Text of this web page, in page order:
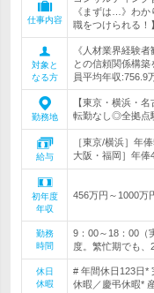
仕事内容
《まずは…》わか
職をつけられる！】
対象と
なる方
《人材業界経験
との信頼関係構
員平均年収:756.9
勤務地
【東京・横浜・
転勤なし◎全拠点
給与
［東京/横浜］年
大阪・福岡］年
初年度
年収
456万円～1000万
勤務
時間
9：00～18：00（
度。繁忙期でも、
休日
休暇
# 年間休日123日*
休暇／慶弔休暇*